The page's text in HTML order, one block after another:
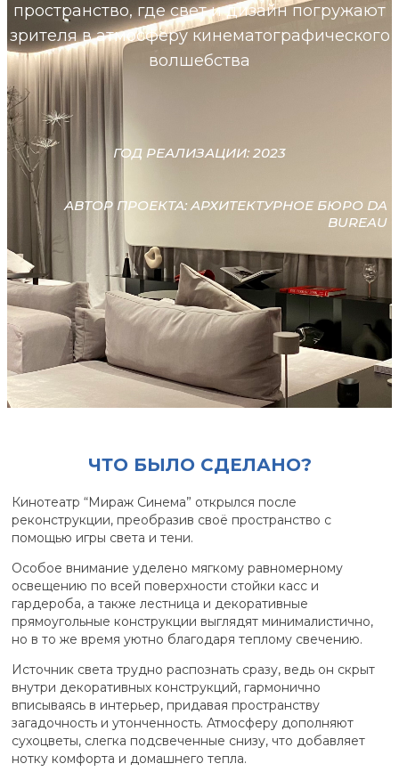
пространство, где свет и дизайн погружают
зрителя в атмосферу кинематографического
волшебства
ГОД РЕАЛИЗАЦИИ: 2023
АВТОР ПРОЕКТА: АРХИТЕКТУРНОЕ БЮРО DA
BUREAU
ЧТО БЫЛО СДЕЛАНО?
Кинотеатр “Мираж Синема” открылся после
реконструкции, преобразив своё пространство с
помощью игры света и тени.
Особое внимание уделено мягкому равномерному
освещению по всей поверхности стойки касс и
гардероба, а также лестница и декоративные
прямоугольные конструкции выглядят минималистично,
но в то же время уютно благодаря теплому свечению.
Источник света трудно распознать сразу, ведь он скрыт
внутри декоративных конструкций, гармонично
вписываясь в интерьер, придавая пространству
загадочность и утонченность. Атмосферу дополняют
сухоцветы, слегка подсвеченные снизу, что добавляет
нотку комфорта и домашнего тепла.